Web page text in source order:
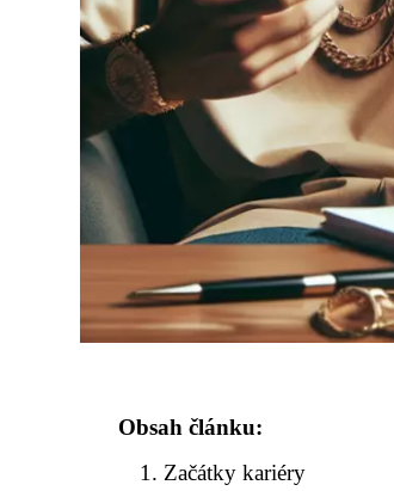
Obsah článku:
Začátky kariéry